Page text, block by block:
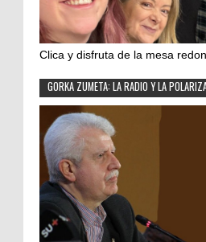
Clica y disfruta de la mesa
GORKA ZUMETA: LA RADIO Y LA